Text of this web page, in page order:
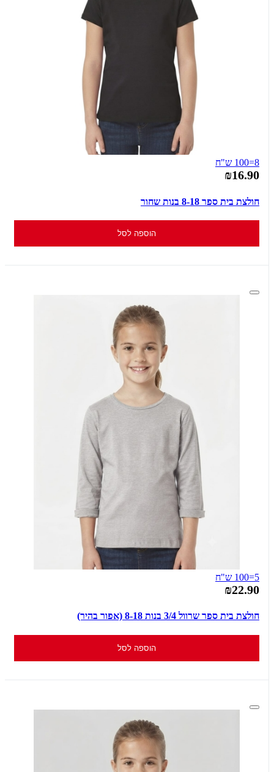
8=100 ש"ח
₪16.90
חולצת בית ספר 8-18 בנות שחור
הוספה לסל
5=100 ש"ח
₪22.90
חולצת בית ספר שרוול 3/4 בנות 8-18 (אפור בהיר)
הוספה לסל